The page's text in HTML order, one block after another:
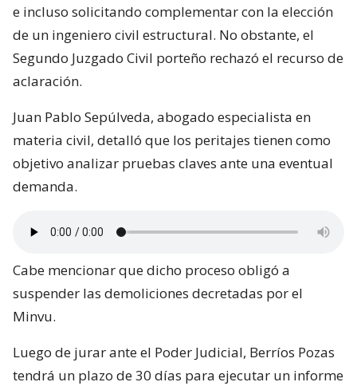
e incluso solicitando complementar con la elección
de un ingeniero civil estructural. No obstante, el
Segundo Juzgado Civil porteño rechazó el recurso de
aclaración.
Juan Pablo Sepúlveda, abogado especialista en
materia civil, detalló que los peritajes tienen como
objetivo analizar pruebas claves ante una eventual
demanda.
Cabe mencionar que dicho proceso obligó a
suspender las demoliciones decretadas por el
Minvu.
Luego de jurar ante el Poder Judicial, Berríos Pozas
tendrá un plazo de 30 días para ejecutar un informe